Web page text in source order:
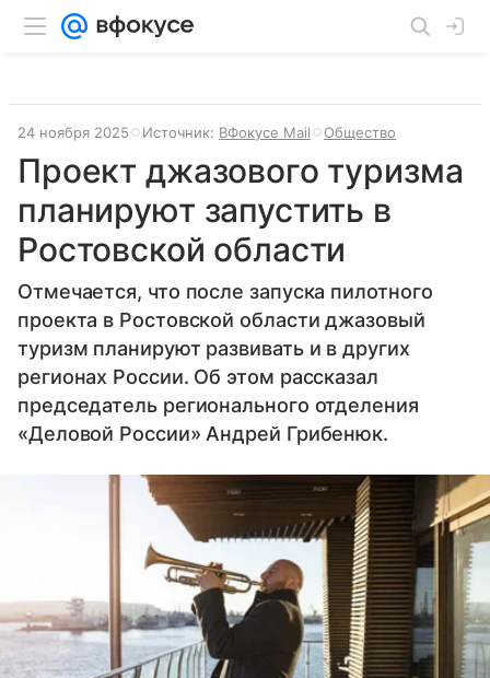
24 ноября 2025 Источник: ВФокусе Mail Общество
Проект джазового туризма
планируют запустить в
Ростовской области
Отмечается, что после запуска пилотного
проекта в Ростовской области джазовый
туризм планируют развивать и в других
регионах России. Об этом рассказал
председатель регионального отделения
«Деловой России» Андрей Грибенюк.